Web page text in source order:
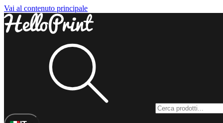
Vai al contenuto principale